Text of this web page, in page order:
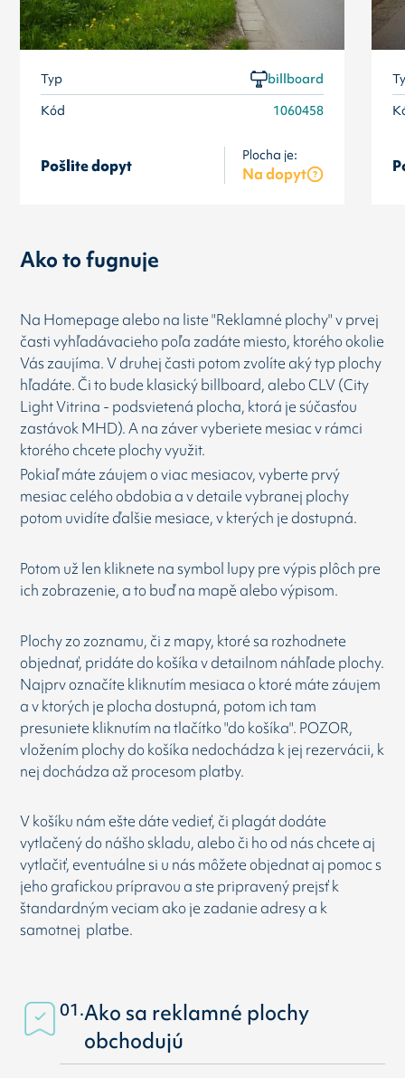
Typ
billboard
Kód
1060458
Pošlite dopyt
Plocha je:
Na dopyt
Ako to fugnuje
Na Homepage alebo na liste "Reklamné plochy" v prvej
časti vyhľadávacieho poľa zadáte miesto, ktorého okolie
Vás zaujíma. V druhej časti potom zvolíte aký typ plochy
hľadáte. Či to bude klasický billboard, alebo CLV (City
Light Vitrina - podsvietená plocha, ktorá je súčasťou
zastávok MHD). A na záver vyberiete mesiac v rámci
ktorého chcete plochy využit.
Pokiaľ máte záujem o viac mesiacov, vyberte prvý
mesiac celého obdobia a v detaile vybranej plochy
potom uvidíte ďalšie mesiace, v kterých je dostupná.
Potom už len kliknete na symbol lupy pre výpis plôch pre
ich zobrazenie, a to buď na mapě alebo výpisom.
Plochy zo zoznamu, či z mapy, ktoré sa rozhodnete
objednať, pridáte do košíka v detailnom náhľade plochy.
Najprv označíte kliknutím mesiaca o ktoré máte záujem
a v ktorých je plocha dostupná, potom ich tam
presuniete kliknutím na tlačítko "do košíka". POZOR,
vložením plochy do košíka nedochádza k jej rezervácii, k
nej dochádza až procesom platby.
V košíku nám ešte dáte vedieť, či plagát dodáte
vytlačený do nášho skladu, alebo či ho od nás chcete aj
vytlačiť, eventuálne si u nás môžete objednat aj pomoc s
jeho grafickou prípravou a ste pripravený prejsť k
štandardným veciam ako je zadanie adresy a k
samotnej platbe.
01.Ako sa reklamné plochy
obchodujú